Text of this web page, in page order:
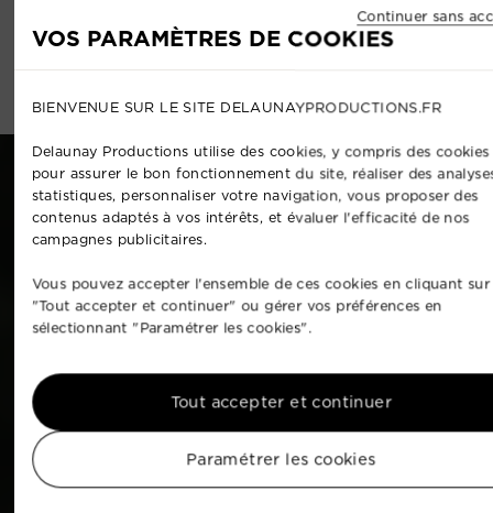
VOS PARAMÈTRES DE COOKIES
Continuer sans
BIENVENUE SUR LE SITE DELAUNAYPRODUCTIONS.FR
Delaunay Productions utilise des cookies, y compris des
pour assurer le bon fonctionnement du site, réaliser des
statistiques, personnaliser votre navigation, vous proposer des
contenus adaptés à vos intérêts, et évaluer l'efficacité de nos
campagnes publicitaires.
Vous pouvez accepter l'ensemble de ces cookies en cliquant sur
"Tout accepter et continuer" ou gérer vos préférences en
sélectionnant "Paramétrer les cookies".
Paramétrer les cookies
Tout accepter et continuer